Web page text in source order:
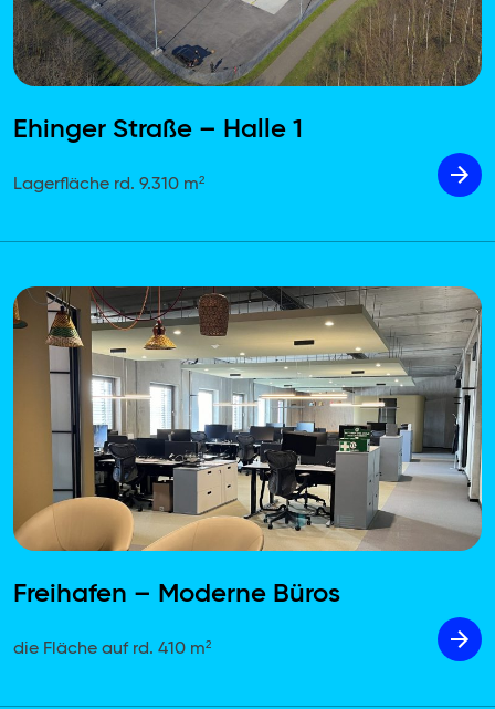
Ehinger Straße – Halle 1
Lagerfläche rd. 9.310 m²
Freihafen – Moderne Büros
die Fläche auf rd. 410 m²